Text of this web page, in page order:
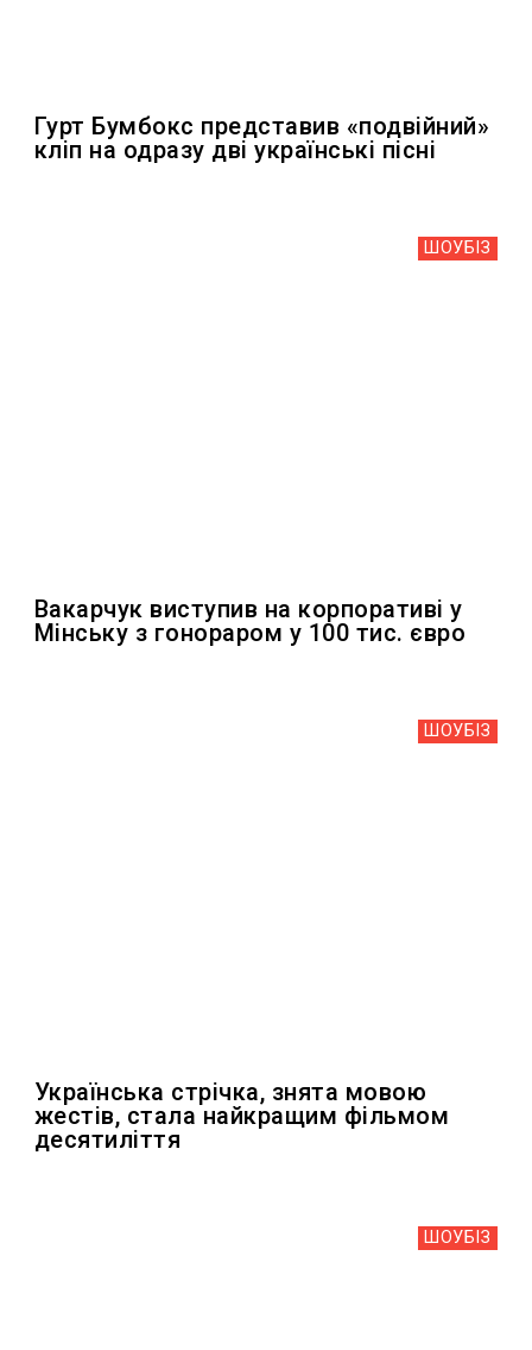
Гурт Бумбокс представив «подвійний»
кліп на одразу дві українські пісні
ШОУБIЗ
Вакарчук виступив на корпоративі у
Мінську з гонораром у 100 тис. євро
ШОУБIЗ
Українська стрічка, знята мовою
жестів, стала найкращим фільмом
десятиліття
ШОУБIЗ